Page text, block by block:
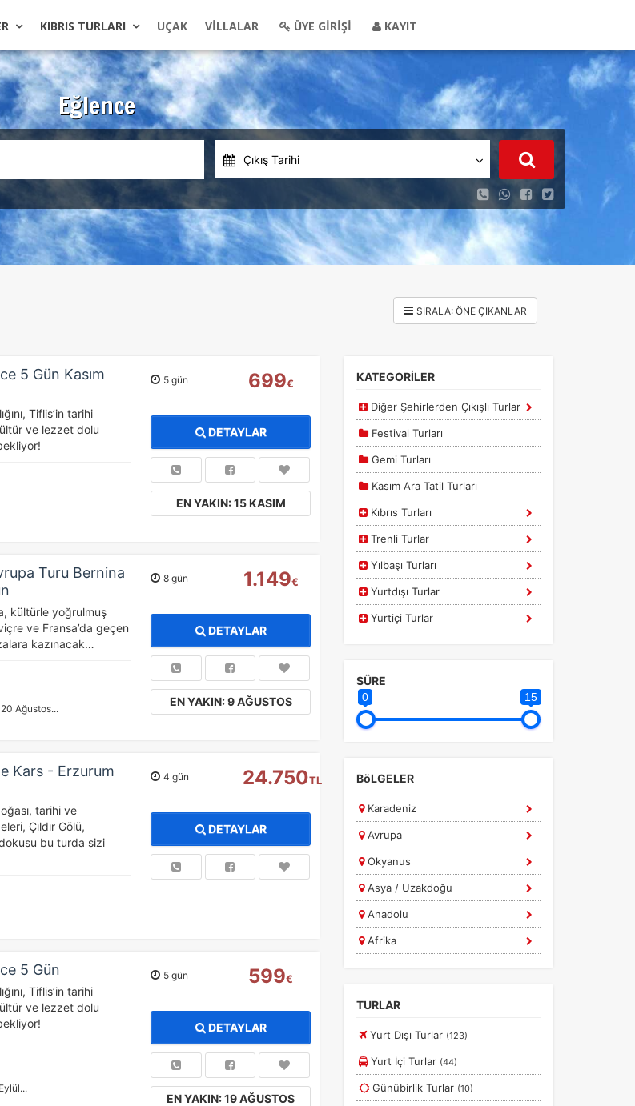
KIBRIS TURLARI UÇAK VILLALAR ÜYE GİRİŞİ KAYIT
Eğlence
Çıkış Tarihi
5 Gün Kasım
Tiflis’in tarihi
ve lezzet dolu
5 gün 699€
DETAYLAR
EN YAKIN: 15 KASIM
Turu Bernina
kültürle yoğrulmuş
ve Fransa’da geçen
kazınacak…
Ağustos...
8 gün 1.149€
DETAYLAR
EN YAKIN: 9 AĞUSTOS
Kars - Erzurum
tarihi ve
Çıldır Gölü,
dokusu bu turda sizi
4 gün 24.750TL
DETAYLAR
5 Gün
Tiflis’in tarihi
ve lezzet dolu
5 gün 599€
DETAYLAR
EN YAKIN: 19 AĞUSTOS
KATEGORİLER
Diğer Şehirlerden Çıkışlı Turlar
Festival Turları
Gemi Turları
Kasım Ara Tatil Turları
Kıbrıs Turları
Trenli Turlar
Yılbaşı Turları
Yurtdışı Turlar
Yurtiçi Turlar
SÜRE
0 15
BöLGELER
Karadeniz
Avrupa
Okyanus
Asya / Uzakdoğu
Anadolu
Afrika
Diğer
TURLAR
Yurt Dışı Turlar (123)
Yurt İçi Turlar (44)
Günübirlik Turlar (10)